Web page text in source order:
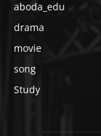
aboda_edu
drama
movie
song
Study